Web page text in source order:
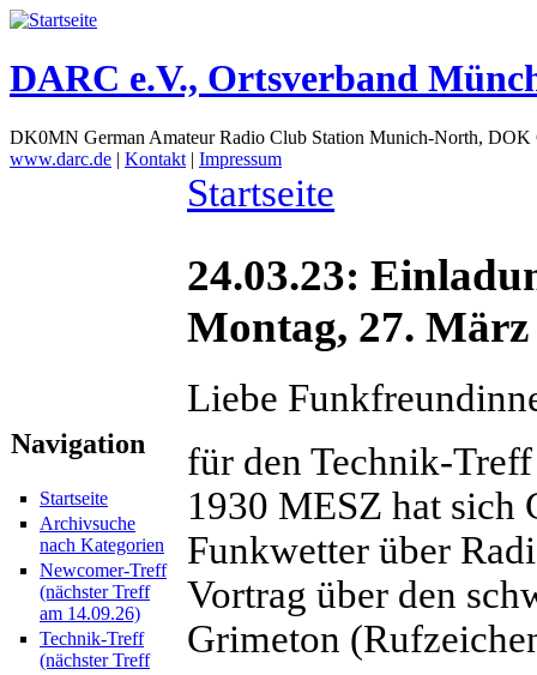
DARC e.V., Ortsverband
DK0MN German Amateur Radio Club Station Munich-North,
www.darc.de | Kontakt | Impressum
Navigation
Startseite
Archivsuche
nach Kategorien
Newcomer-Treff
(nächster Treff
am 14.09.26)
Technik-Treff
(nächster Treff
Startseite
24.03.23:
Montag, 27. März
Liebe
für den Technik-
1930 MESZ hat sich
Funkwetter über
Vortrag über den
Grimeton